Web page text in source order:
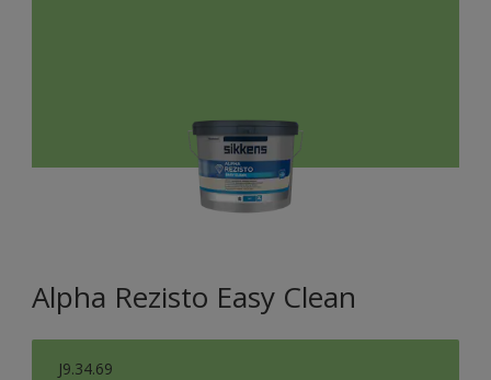
Alpha Rezisto Easy Clean
J9.34.69